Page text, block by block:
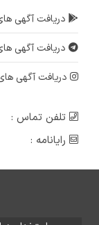
دریافت آگهی
دریافت آگهی
دریافت آگهی
تلفن تماس :
رایانامه :